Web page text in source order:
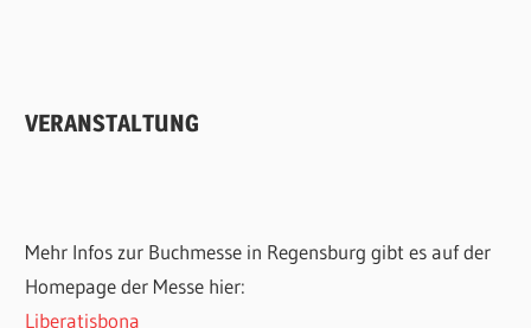
VERANSTALTUNG
Mehr Infos zur Buchmesse in Regensburg gibt es auf der
Homepage der Messe hier:
Liberatisbona